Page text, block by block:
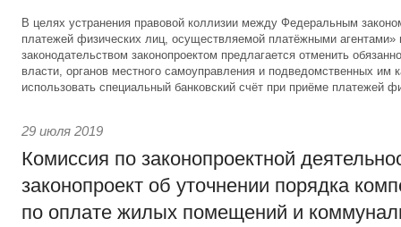
В целях устранения правовой коллизии между Федеральным
платежей физических лиц, осуществляемой платёжными
законодательством законопроектом предлагается отменить
власти, органов местного самоуправления и подведомственных им
использовать специальный банковский счёт при приёме платежей
29 июля 2019
Комиссия по законопроектной
законопроект об уточнении порядка
по оплате жилых помещений и